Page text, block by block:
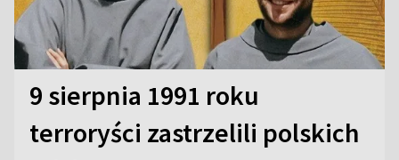
9 sierpnia 1991 roku
terroryści zastrzelili polskich